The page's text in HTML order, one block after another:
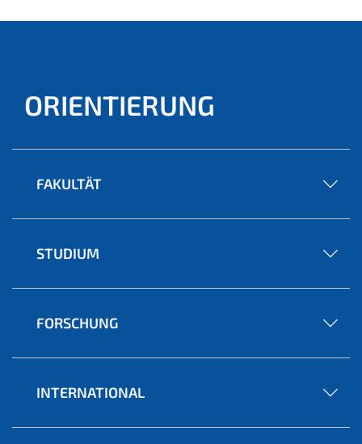
ORIENTIERUNG
FAKULTÄT
STUDIUM
FORSCHUNG
INTERNATIONAL